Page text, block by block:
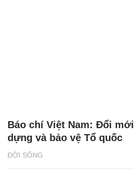
ĐỜI SỐNG
Báo chí Việt Nam: Đổi
dựng và bảo vệ Tổ quốc